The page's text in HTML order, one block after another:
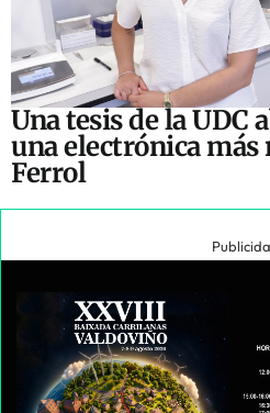
Una tesis de la UDC
una electrónica más
Ferrol